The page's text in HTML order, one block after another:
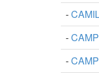
-
-
-